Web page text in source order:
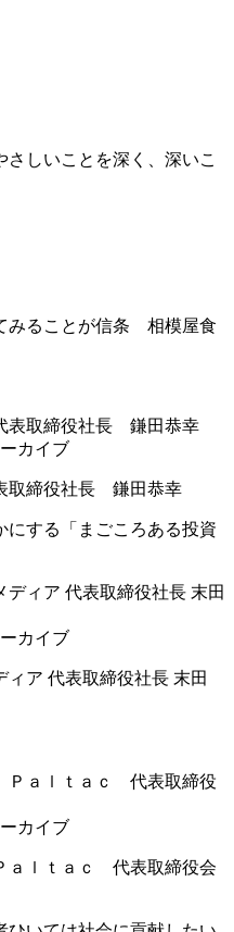
しいことを深く、深いこ
みることが信条 相模屋食
カイブ
取締役社長 鎌田恭幸
にする「まごころある投資
カイブ
ィア 代表取締役社長 末田
カイブ
ａｌｔａｃ 代表取締役会